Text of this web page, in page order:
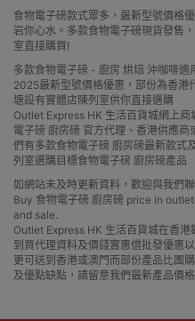
食物電子磅款式眾多，最新型號價格
岩你心水。多款食物電子磅現貨發售
室直接購買!
多款食物電子磅 - 廚房 烘焙 沖咖啡適
2025最新型號價格優惠，部份為香港
塘設有實體店陳列室供你直接選購
Outlet Express HK 生活百貨城網上
電子磅 廚房磅 官方代理、香港供應
們有多款食物電子磅 廚房磅最新款式
列室選購目標食物電子磅 廚房磅產品
如網站未及時更新資料，歡迎與我們聯
Buy 食物電子磅 廚房磅 price in
and sale.
Outlet Express HK 生活百貨城在香
到買代理資料及價錢實惠借批發優惠
更可送到香港或澳門而部份產品比團
及優點缺點，請留意我們最新產品價